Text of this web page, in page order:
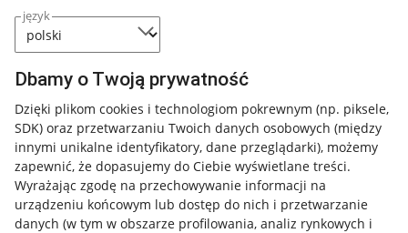
język
Dbamy o Twoją prywatność
Dzięki plikom cookies i technologiom pokrewnym (np. piksele,
SDK) oraz przetwarzaniu Twoich danych osobowych (między
innymi unikalne identyfikatory, dane przeglądarki), możemy
zapewnić, że dopasujemy do Ciebie wyświetlane treści.
Wyrażając zgodę na przechowywanie informacji na
urządzeniu końcowym lub dostęp do nich i przetwarzanie
danych (w tym w obszarze profilowania, analiz rynkowych i